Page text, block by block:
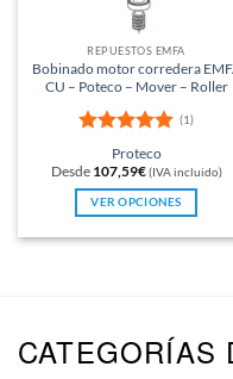
REPUESTOS EMFA
Bobinado motor corredera
CU – Poteco – Mover – Roller
Valorado
con5de 5
(1)
Proteco
Desde 107,59€ (IVA incluido)
VER OPCIONES
Las
opciones
CATEGORÍAS